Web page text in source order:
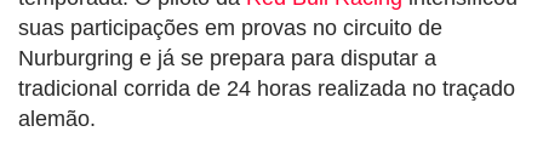
suas participações em provas no circuito de
Nurburgring e já se prepara para disputar a
tradicional corrida de 24 horas realizada no traçado
alemão.